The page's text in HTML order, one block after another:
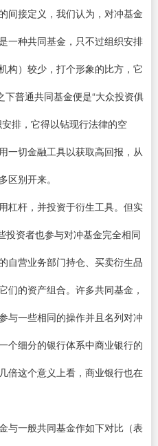
间接定义，我们认为，对冲基金
一种共同基金，只不过组织安排
构）较少，打个形象的比方，它
下普通共同基金便是“大众投资俱
排，它得以钻现行法律的空
一切金融工具以获取高回报，从
区别开来。
杠杆，并投资于衍生工具。但实
投资者也参与对冲基金完全相同
自营业务部门持仓、买卖衍生品
们的资产组合。许多共同基金，
与一些相同的操作并且名列对冲
个细分的银行体系中商业银行的
倍这个意义上看，商业银行也在
与一般共同基金作如下对比（表